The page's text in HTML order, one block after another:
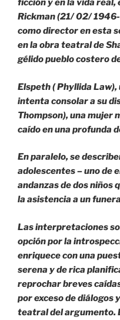
ficción y en la vida
Rickman (21/ 02/
como director en esta
en la obra teatral de
gélido pueblo costero
Elspeth ( Phyllida
intenta consolar a su
Thompson), una mujer
caído en una profunda
En paralelo, se
adolescentes – uno de
andanzas de dos niños
la asistencia a un
Las interpretaciones
opción por la
enriquece con una
serena y de rica
reprochar breves
por exceso de diálogos
teatral del argumento.